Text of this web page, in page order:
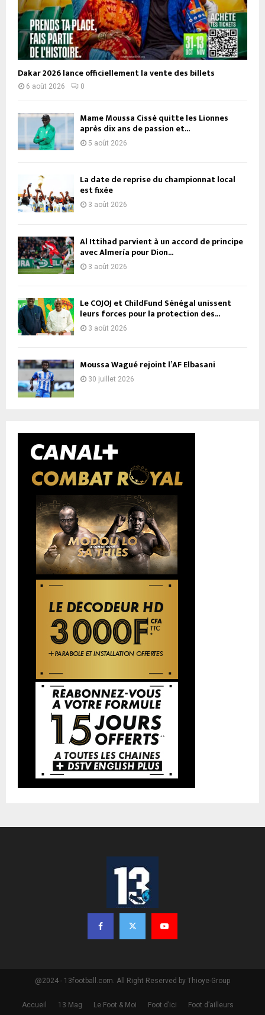
Dakar 2026 lance officiellement la vente des billets
6 août 2026 0
Mame Moussa Cissé quitte les Lionnes
après dix ans de passion et...
5 août 2026
La date de reprise du championnat local
est fixée
3 août 2026
Al Ittihad parvient à un accord de principe
avec Almería pour Dion...
3 août 2026
Le COJOJ et ChildFund Sénégal unissent
leurs forces pour la protection des...
3 août 2026
Moussa Wagué rejoint l’AF Elbasani
30 juillet 2026
@2024 - 13football.com. All Right Reserved by Thioye-Group
Accueil 13 Mag Le Foot & Moi Foot d’ici Foot d’ailleurs